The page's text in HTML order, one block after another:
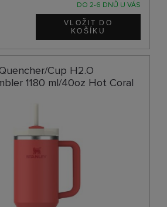
DO 2-6 DNŮ U VÁS
Cup H2.O
1180 ml/40oz Hot Coral